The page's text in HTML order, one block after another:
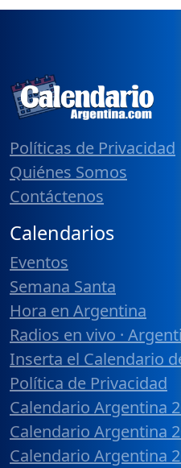
Políticas de Privacidad
Quiénes Somos
Contáctenos
Calendarios
Eventos
Semana Santa
Hora en Argentina
Radios en vivo ·
Inserta el Calendario
Política de Privacidad
Calendario Argentina
Calendario Argentina
Calendario Argentina